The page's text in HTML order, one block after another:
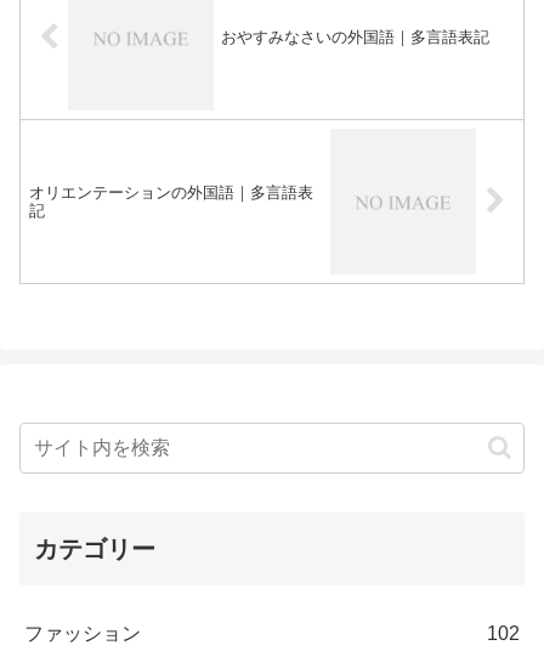
おやすみなさいの外国語｜多言語表記
オリエンテーションの外国語｜多言語表
記
カテゴリー
ファッション 102